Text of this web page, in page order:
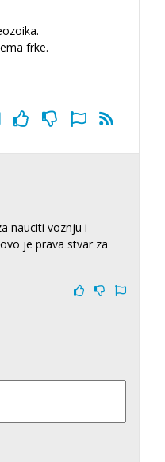
frke.
nauciti voznju i
je prava stvar za